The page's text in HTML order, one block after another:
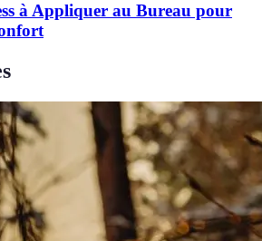
à Appliquer au Bureau pour